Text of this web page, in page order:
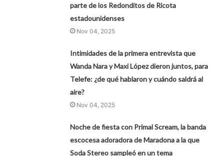
parte de los Redonditos de Ricota
estadounidenses
Nov 04, 2025
Intimidades de la primera entrevista que
Wanda Nara y Maxi López dieron juntos, para
Telefe: ¿de qué hablaron y cuándo saldrá al
aire?
Nov 04, 2025
Noche de fiesta con Primal Scream, la banda
escocesa adoradora de Maradona a la que
Soda Stereo sampleó en un tema